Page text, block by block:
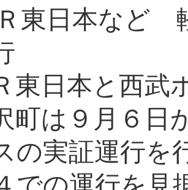
東日本など
東日本と西武
町は９月６日
の実証運行を